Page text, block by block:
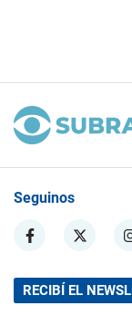
Seguinos
RECIBÍ EL